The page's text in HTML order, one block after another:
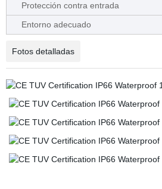
Protección contra entrada
Entorno adecuado
Fotos detalladas